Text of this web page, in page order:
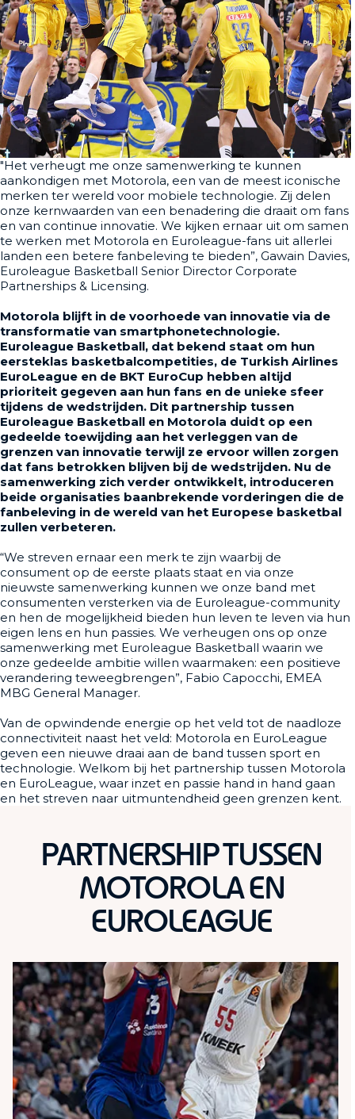
"Het verheugt me onze samenwerking te kunnen
aankondigen met Motorola, een van de meest iconische
merken ter wereld voor mobiele technologie. Zij delen
onze kernwaarden van een benadering die draait om fans
en van continue innovatie. We kijken ernaar uit om samen
te werken met Motorola en Euroleague-fans uit allerlei
landen een betere fanbeleving te bieden”, Gawain Davies,
Euroleague Basketball Senior Director Corporate
Partnerships & Licensing.
Motorola blijft in de voorhoede van innovatie via de
transformatie van smartphonetechnologie.
Euroleague Basketball, dat bekend staat om hun
eersteklas basketbalcompetities, de Turkish Airlines
EuroLeague en de BKT EuroCup hebben altijd
prioriteit gegeven aan hun fans en de unieke sfeer
tijdens de wedstrijden. Dit partnership tussen
Euroleague Basketball en Motorola duidt op een
gedeelde toewijding aan het verleggen van de
grenzen van innovatie terwijl ze ervoor willen zorgen
dat fans betrokken blijven bij de wedstrijden. Nu de
samenwerking zich verder ontwikkelt, introduceren
beide organisaties baanbrekende vorderingen die de
fanbeleving in de wereld van het Europese basketbal
zullen verbeteren.
“We streven ernaar een merk te zijn waarbij de
consument op de eerste plaats staat en via onze
nieuwste samenwerking kunnen we onze band met
consumenten versterken via de Euroleague-community
en hen de mogelijkheid bieden hun leven te leven via hun
eigen lens en hun passies. We verheugen ons op onze
samenwerking met Euroleague Basketball waarin we
onze gedeelde ambitie willen waarmaken: een positieve
verandering teweegbrengen”, Fabio Capocchi, EMEA
MBG General Manager.
Van de opwindende energie op het veld tot de naadloze
connectiviteit naast het veld: Motorola en EuroLeague
geven een nieuwe draai aan de band tussen sport en
technologie. Welkom bij het partnership tussen Motorola
en EuroLeague, waar inzet en passie hand in hand gaan
en het streven naar uitmuntendheid geen grenzen kent.
PARTNERSHIP TUSSEN
MOTOROLA EN
EUROLEAGUE